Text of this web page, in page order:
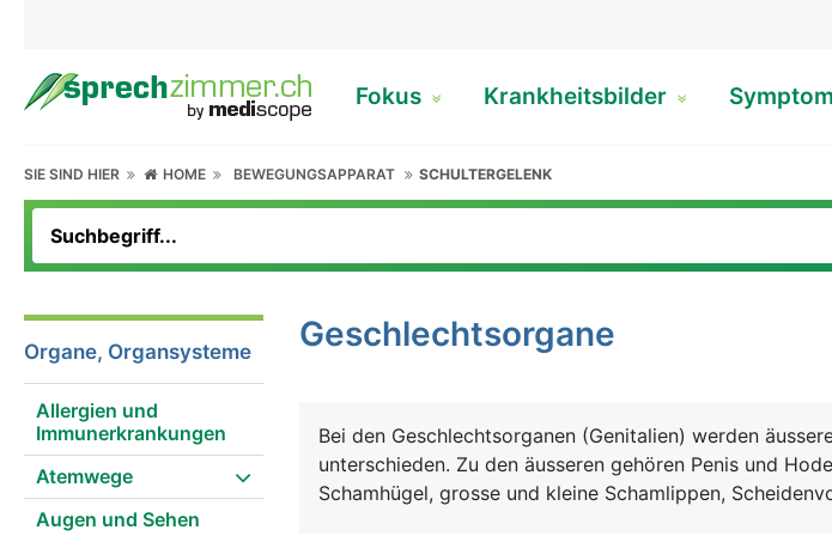
Fokus Krankheitsbilder
SIE SIND HIER HOME BEWEGUNGSAPPARAT SCHULTERGELENK
Organe, Organsysteme
Allergien und
Immunerkrankungen
Atemwege
Augen und Sehen
Geschlechtsorgane
Bei den Geschlechtsorganen (Genitalien) werden
unterschieden. Zu den äusseren gehören Penis und
Schamhügel, grosse und kleine Schamlippen,